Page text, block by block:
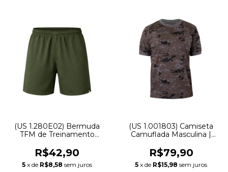
(US 1.280E02) Bermuda
TFM de Treinamento
R$42,90
5 x de R$8,58 sem juros
(US 1.001803) Camiseta
Camuflada Masculina |
R$79,90
5 x de R$15,98 sem juros